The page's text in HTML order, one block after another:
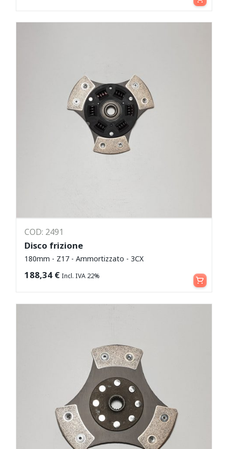
COD: 2491
Disco frizione
180mm - Z17 - Ammortizzato - 3CX
188,34 € Incl. IVA 22% Aggiungi al carrello